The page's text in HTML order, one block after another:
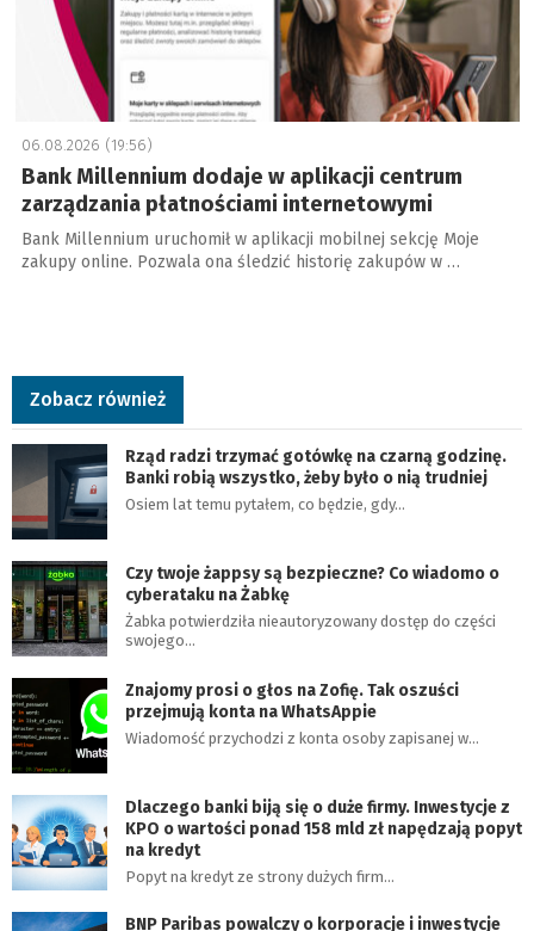
06.08.2026 (19:56)
Bank Millennium dodaje w aplikacji centrum
zarządzania płatnościami internetowymi
Bank Millennium uruchomił w aplikacji mobilnej sekcję Moje
zakupy online. Pozwala ona śledzić historię zakupów w …
Zobacz również
Rząd radzi trzymać gotówkę na czarną godzinę.
Banki robią wszystko, żeby było o nią trudniej
Osiem lat temu pytałem, co będzie, gdy…
Czy twoje żappsy są bezpieczne? Co wiadomo o
cyberataku na Żabkę
Żabka potwierdziła nieautoryzowany dostęp do części
swojego…
Znajomy prosi o głos na Zofię. Tak oszuści
przejmują konta na WhatsAppie
Wiadomość przychodzi z konta osoby zapisanej w…
Dlaczego banki biją się o duże firmy. Inwestycje z
KPO o wartości ponad 158 mld zł napędzają popyt
na kredyt
Popyt na kredyt ze strony dużych firm…
BNP Paribas powalczy o korporacje i inwestycje